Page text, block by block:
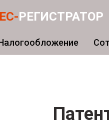
РЕГИСТРАТОР